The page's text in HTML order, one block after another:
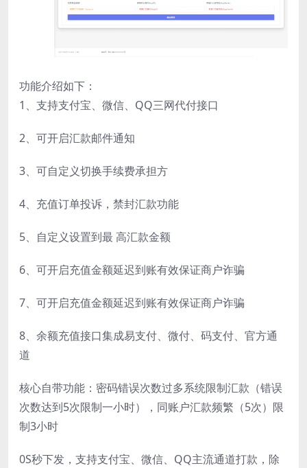
功能介绍如下：
1、支持支付宝、微信、QQ三网代付接口
2、可开启汇款邮件通知
3、可自定义切换手续费承担方
4、充值订单投诉，禁封汇款功能
5、自定义设置到最 高汇款金额
6、可开启充值金额延迟到账有效保证商户诈骗
7、可开启充值金额延迟到账有效保证商户诈骗
8、余额充值接口集成易支付、微付、码支付、官方通
道
核心自带功能：密码错误次数过多系统限制汇款（错误
次数达到5次限制一小时），同账户汇款频繁（5次）限
制3小时
0S秒下发，支持支付宝、微信、QQ主流通道打款，除